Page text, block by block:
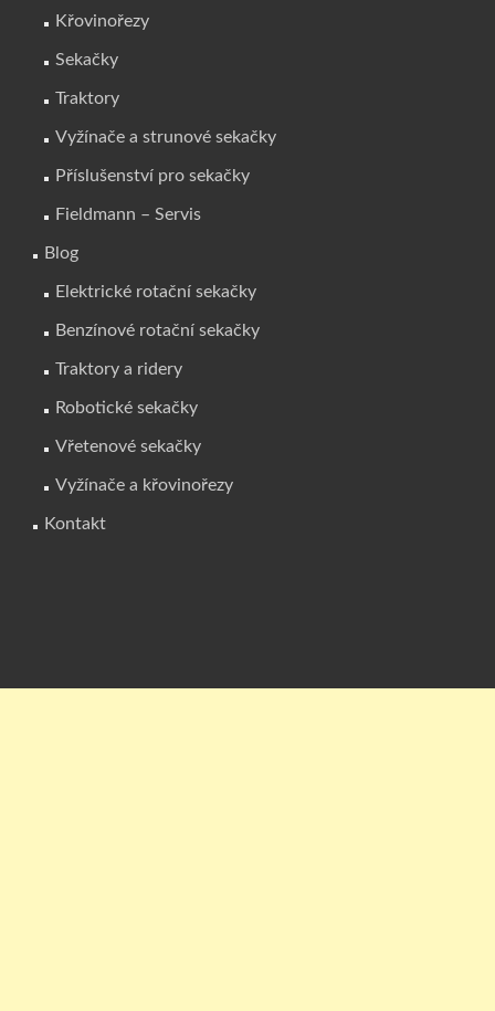
Křovinořezy
Sekačky
Traktory
Vyžínače a strunové sekačky
Příslušenství pro sekačky
Fieldmann – Servis
Blog
Elektrické rotační sekačky
Benzínové rotační sekačky
Traktory a ridery
Robotické sekačky
Vřetenové sekačky
Vyžínače a křovinořezy
Kontakt